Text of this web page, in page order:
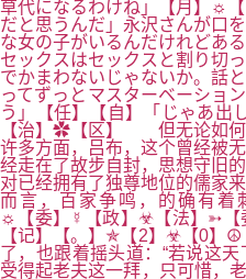
草代になるわけね」【月】☼
だと思うんだ」永沢さんが口
な女の子がいるんだけれどあ
セックスはセックスと割り切
でかまわないじゃないか。話
ってずっとマスターベーショ
う」【任】【自】「じゃあ出
【治】✿【区】 但无论如何
许多方面，吕布，这个曾经被
经走在了故步自封，思想守旧
对已经拥有了独尊地位的儒家
而言，百家争鸣，的确有着
☼【委】☿【政】☣【法】➳
【记】【。】✯【2】☣【0
了，也跟着摇头道：“若说这
受得起老夫这一拜，只可惜，